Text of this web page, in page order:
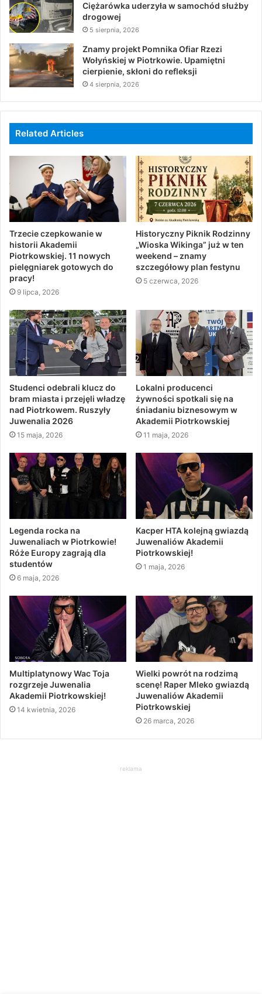
Ciężarówka uderzyła w samochód służby
drogowej
5 sierpnia, 2026
Znamy projekt Pomnika Ofiar Rzezi
Wołyńskiej w Piotrkowie. Upamiętni
cierpienie, skłoni do refleksji
4 sierpnia, 2026
Related Articles
Trzecie czepkowanie w
historii Akademii
Piotrkowskiej. 11 nowych
pielęgniarek gotowych do
pracy!
9 lipca, 2026
Historyczny Piknik Rodzinny
„Wioska Wikinga” już w ten
weekend – znamy
szczegółowy plan festynu
5 czerwca, 2026
Studenci odebrali klucz do
bram miasta i przejęli władzę
nad Piotrkowem. Ruszyły
Juwenalia 2026
15 maja, 2026
Lokalni producenci
żywności spotkali się na
śniadaniu biznesowym w
Akademii Piotrkowskiej
11 maja, 2026
Legenda rocka na
Juwenaliach w Piotrkowie!
Róże Europy zagrają dla
studentów
6 maja, 2026
Kacper HTA kolejną gwiazdą
Juwenaliów Akademii
Piotrkowskiej!
1 maja, 2026
Multiplatynowy Wac Toja
rozgrzeje Juwenalia
Akademii Piotrkowskiej!
14 kwietnia, 2026
Wielki powrót na rodzimą
scenę! Raper Mleko gwiazdą
Juwenaliów Akademii
Piotrkowskiej
26 marca, 2026
reklama